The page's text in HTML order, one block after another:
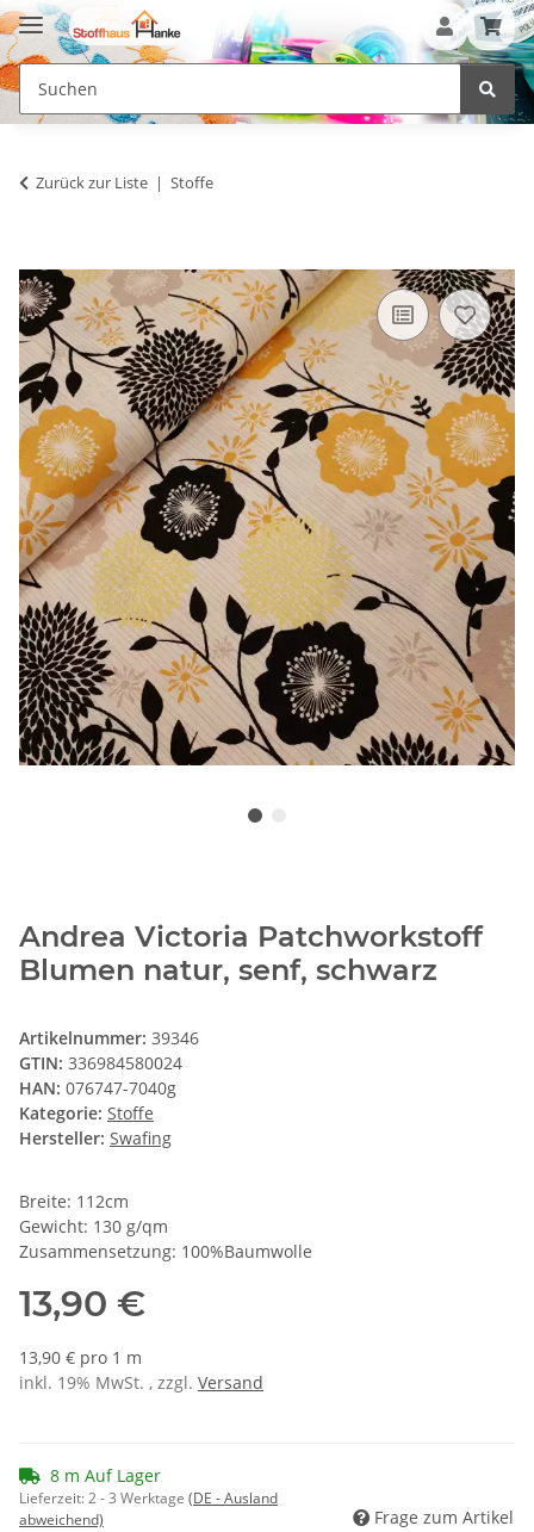
Zurück zur Liste Stoffe
Andrea Victoria Patchworkstoff
Blumen natur, senf, schwarz
Artikelnummer: 39346
GTIN: 336984580024
HAN: 076747-7040g
Kategorie: Stoffe
Hersteller: Swafing
Breite: 112cm
Gewicht: 130 g/qm
Zusammensetzung: 100%Baumwolle
13,90 €
13,90 € pro 1 m
inkl. 19% MwSt. , zzgl. Versand
8 m Auf Lager
Lieferzeit:2 - 3 Werktage (DE - Ausland
abweichend)
Frage zum Artikel